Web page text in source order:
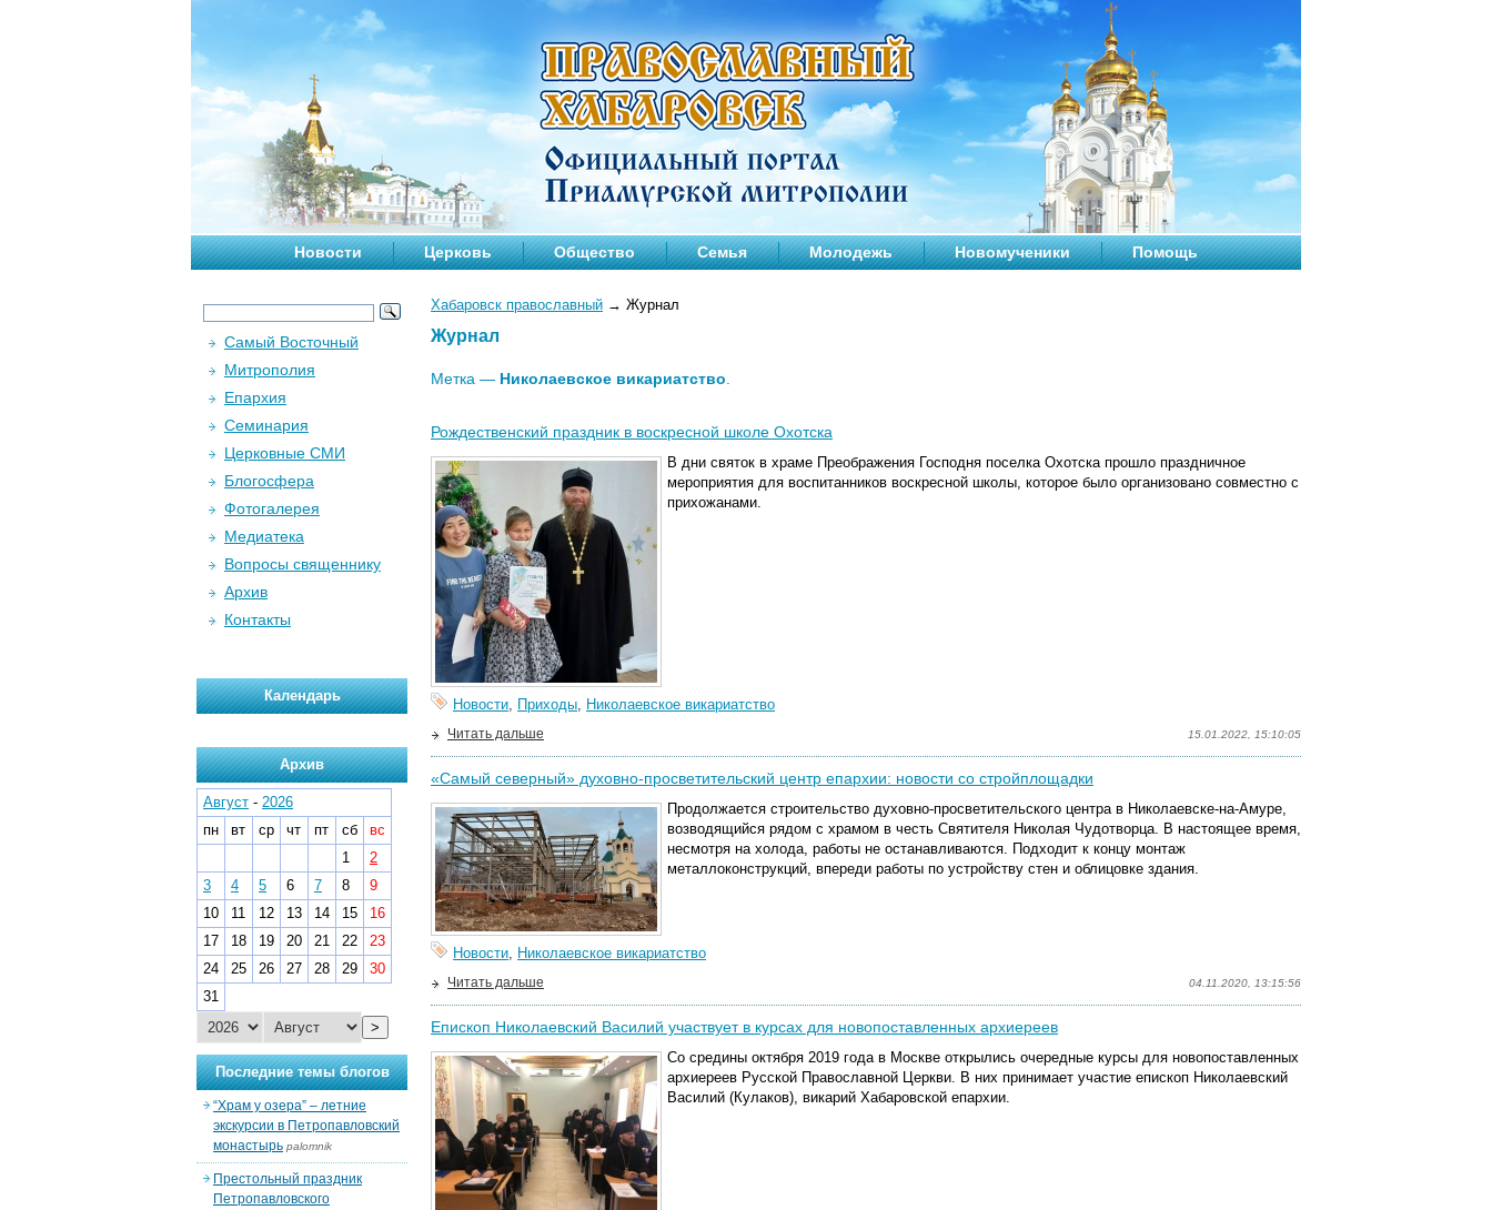
Новости Церковь Общество Семья Молодежь Новомученики Помощь
Хабаровск православный → Журнал
Журнал
Метка — Николаевское викариатство
Рождественский праздник в воскресной школе Охотска
В дни святок в храме Преображения Господня поселка Охотска прошло праздничное
мероприятия для воспитанников воскресной школы, которое было организовано совместно с
прихожанами.
Новости, Приходы, Николаевское викариатство
15.01.2022, 15:10:05
Читать дальше
«Самый северный» духовно-просветительский центр епархии: новости со стройплощадки
Продолжается строительство духовно-просветительского центра в Николаевске-на-Амуре,
возводящийся рядом с храмом в честь Святителя Николая Чудотворца. В настоящее время,
несмотря на холода, работы не останавливаются. Подходит к концу монтаж
металлоконструкций, впереди работы по устройству стен и облицовке здания.
Новости, Николаевское викариатство
04.11.2020, 13:15:56
Читать дальше
Епископ Николаевский Василий участвует в курсах для новопоставленных архиереев
Со средины октября 2019 года в Москве открылись очередные курсы для новопоставленных
архиереев Русской Православной Церкви. В них принимает участие епископ Николаевский
Василий (Кулаков), викарий Хабаровской епархии.
Самый Восточный
Митрополия
Епархия
Семинария
Церковные СМИ
Блогосфера
Фотогалерея
Медиатека
Вопросы священнику
Архив
Контакты
Календарь
Архив
Август - 2026
пн
вт ср чт пт сб
вс
1
2
3
4 5 6 7 8
9
10
11 12 13 14 15
16
17
18 19 20 21 22
23
24
25 26 27 28 29
30
31
>
Последние темы блогов
“Храм у озера” – летние
экскурсии в Петропавловский
монастырь palomnik
Престольный праздник
Петропавловского